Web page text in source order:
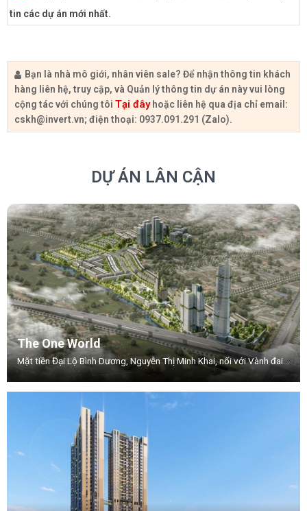
tin các dự án mới nhất.
Bạn là nhà mô giới, nhân viên sale? Để nhận thông tin khách
hàng liên hệ, truy cập, và Quản lý thông tin dự án này vui lòng
cộng tác với chúng tôi Tại đâyhoặc liên hệ qua địa chỉ email:
cskh@invert.vn; điện thoại: 0937.091.291 (Zalo).
DỰ ÁN LÂN CẬN
The One World
Mặt tiền Đại Lộ Bình Dương, Nguyễn Thị Minh Khai, nối với Vành đai 3, Phường .Thuận Giao, TP.Thuận An, Tỉnh Bình Dương.